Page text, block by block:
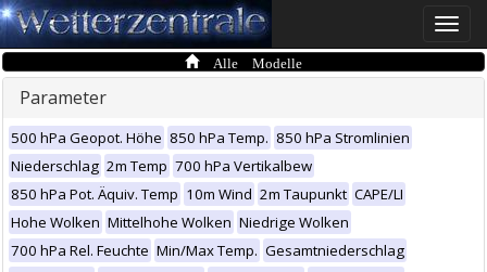
Toggle
Alle Modelle
Parameter
500 hPa Geopot. Höhe 850 hPa Temp. 850 hPa Stromlinien
Niederschlag 2m Temp 700 hPa Vertikalbew
850 hPa Pot. Äquiv. Temp 10m Wind 2m Taupunkt CAPE/LI
Hohe Wolken Mittelhohe Wolken Niedrige Wolken
700 hPa Rel. Feuchte Min/Max Temp. Gesamtniederschlag